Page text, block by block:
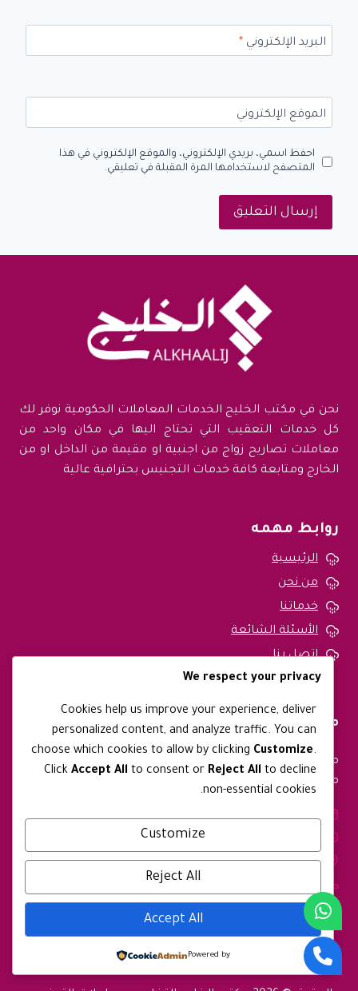
البريد الإلكتروني *
الموقع الإلكتروني
احفظ اسمي، بريدي الإلكتروني، والموقع الإلكتروني في هذا
المتصفح لاستخدامها المرة المقبلة في تعليقي.
نحن في مكتب الخليج الخدمات المعاملات الحكومية نوفر لك
كل خدمات التعقيب التي تحتاج اليها في مكان واحد من
معاملات تصاريح زواج من اجنبية او مقيمة من الداخل او من
الخارج ومتابعة كافة خدمات التجنيس بحترافية عالية
روابط مهمه
الرئيسية
من نحن
خدماتنا
الأسئلة الشائعة
اتصل بنا
معلومات التواصل
متواجدين طوال ايام الاسبوع ونقوم بتقديم خدماتنا في جميع
مدن المملكة العربية السعودية
العنوان: مكة - المملكة العربية السعودية
واتساب: 0567397564
We respect your privacy
Cookies help us improve your experience, deliver
personalized content, and analyze traffic. You can
choose which cookies to allow by clicking Customize.
ClickAccept All to consent or Reject All to decline
non-essential cookies.
Customize
Reject All
Accept All
Powered by